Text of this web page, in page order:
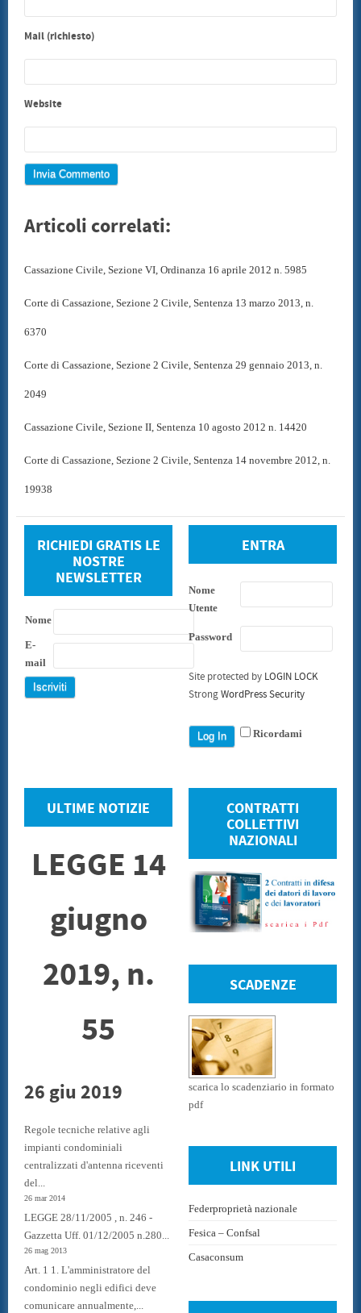
Mail (richiesto)
Website
Articoli correlati:
Cassazione Civile, Sezione VI, Ordinanza 16 aprile 2012 n. 5985
Corte di Cassazione, Sezione 2 Civile, Sentenza 13 marzo 2013, n.
6370
Corte di Cassazione, Sezione 2 Civile, Sentenza 29 gennaio 2013, n.
2049
Cassazione Civile, Sezione II, Sentenza 10 agosto 2012 n. 14420
Corte di Cassazione, Sezione 2 Civile, Sentenza 14 novembre 2012, n.
19938
RICHIEDI GRATIS LE
NOSTRE
NEWSLETTER
Nome
E-
mail
ENTRA
Nome
Utente
Password
Site protected by LOGIN LOCK
StrongWordPress Security
Ricordami
ULTIME NOTIZIE
LEGGE 14
giugno
2019, n.
55
26 giu 2019
Regole tecniche relative agli
impianti condominiali
centralizzati d'antenna riceventi
del...
26 mar 2014
LEGGE 28/11/2005 , n. 246 -
Gazzetta Uff. 01/12/2005 n.280...
26 mag 2013
Art. 1 1. L'amministratore del
condominio negli edifici deve
comunicare annualmente,...
CONTRATTI
COLLETTIVI
NAZIONALI
SCADENZE
scarica lo scadenziario in formato
pdf
LINK UTILI
Federproprietà nazionale
Fesica – Confsal
Casaconsum